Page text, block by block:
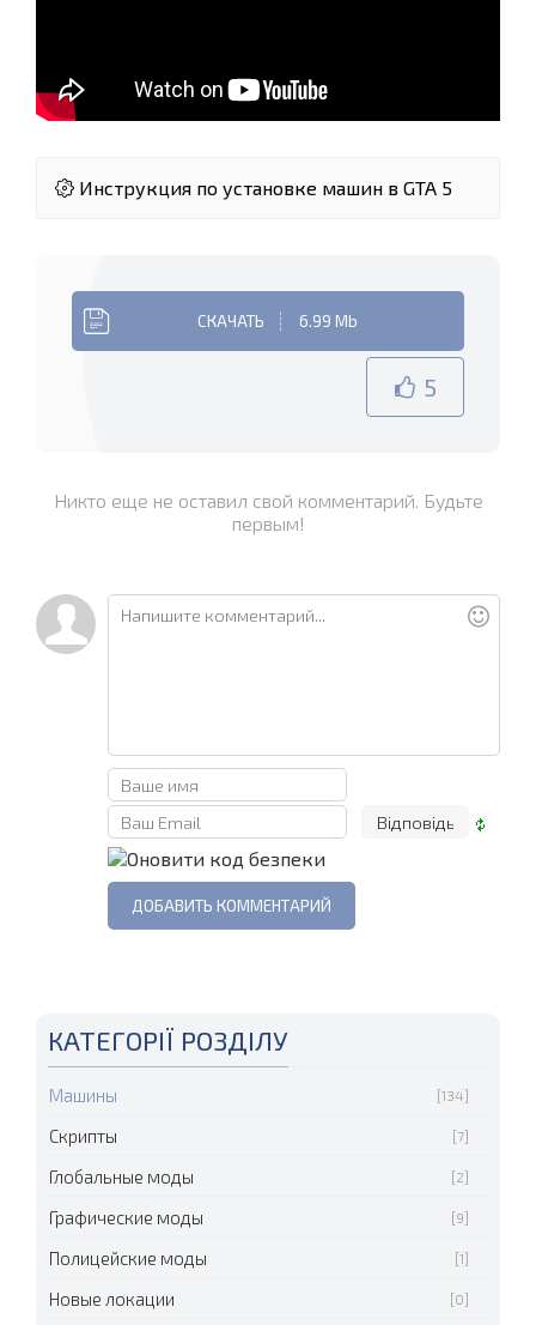
Инструкция по установке машин в GTA 5
СКАЧАТЬ 6.99 Mb
5
Никто еще не оставил свой комментарий. Будьте
первым!
КАТЕГОРІЇ РОЗДІЛУ
Машины [134]
Скрипты [7]
Глобальные моды [2]
Графические моды [9]
Полицейские моды [1]
Новые локации [0]